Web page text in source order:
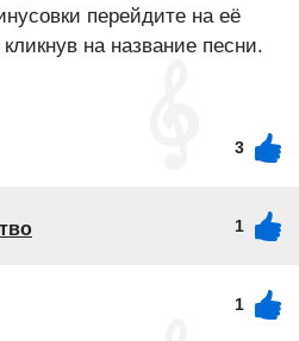
перейдите на её
на название песни.
3
1
1